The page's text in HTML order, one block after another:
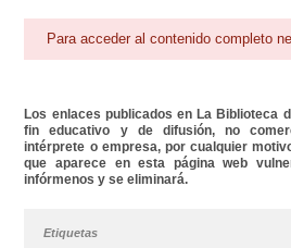
Para acceder al contenido completo
Los enlaces publicados en La Biblioteca
fin educativo y de difusión, no
intérprete o empresa, por cualquier
que aparece en esta página web
infórmenos y se eliminará.
Etiquetas